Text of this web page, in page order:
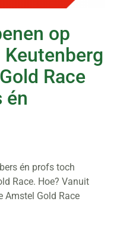
op
Keutenberg
Race
én
én profs toch
Race. Hoe? Vanuit
Amstel Gold Race